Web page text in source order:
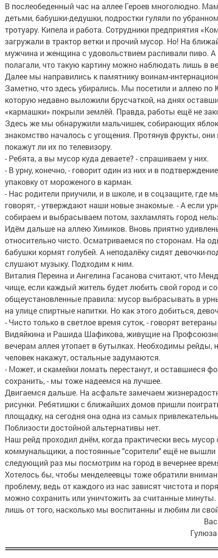
В послеобеденный час на аллее Героев многолюдно.
детьми, бабушки-дедушки, подростки гуляли по
тротуару. Кипела и работа. Сотрудники предприятия
загружали в трактор ветки и прочий мусор. Но! На
мужчина и женщина с удовольствием распивали пиво.
полагали, что такую картину можно наблюдать лишь в
Далее мы направились к памятнику воинам-
Заметно, что здесь убирались. Мы посетили и аллею по
которую недавно выложили брусчаткой, на днях
«кармашки» покрыли землёй. Правда, работы ещё не
Здесь же мы обнаружили мальчишек, собирающих
знакомство началось с угощения. Протянув фрукты, они
покажут ли их по телевизору.
- Ребята, а вы мусор куда деваете? - спрашиваем у них.
- В урну, конечно, - говорит один из них и в
упаковку от мороженого в карман.
- Нас родители приучили, и в школе, и в соцзащите, где
говорят, - утверждают наши новые знакомые. - А если
собираем и выбрасываем потом, захламлять город
Идём дальше на аллею Химиков. Вновь приятно
относительно чисто. Осматриваемся по сторонам. На
бабушки кормят голубей. А неподалёку сидят девочки-
слушают музыку. Подходим к ним.
Виталия Переина и Ангелина Гасанова считают, что
чище, если каждый житель будет любить свой город и
общеустановленные правила: мусор выбрасывать в
на улице спиртные напитки. Но как этого добиться,
- Чисто только в светлое время суток, - говорят
Видяйкина и Рашида Шафикова, живущие на
вечерам аллея утопает в бутылках. Необходимы рейды,
человек накажут, остальные задумаются.
- Может, и скамейки ломать перестанут, и оставшиеся
сохранить, - мы тоже надеемся на лучшее.
Двигаемся дальше. На асфальте замечаем
рисунки. Ребятишки с ближайших домов пришли
площадку, на сегодня она одна из самых
Поблизости достойной альтернативы нет.
Наш рейд проходил днём, когда практически весь мусор
коммунальщики, а постоянные "сорители" ещё не вышли
следующий раз мы посмотрим на город в вечернее
Хотелось бы, чтобы менделеевцы тоже обратили
проблему, ведь от каждого из нас зависят чистота и
можно сохранить или уничтожить за считанные минуты.
лишь от того, насколько мы воспитанны и любим ли